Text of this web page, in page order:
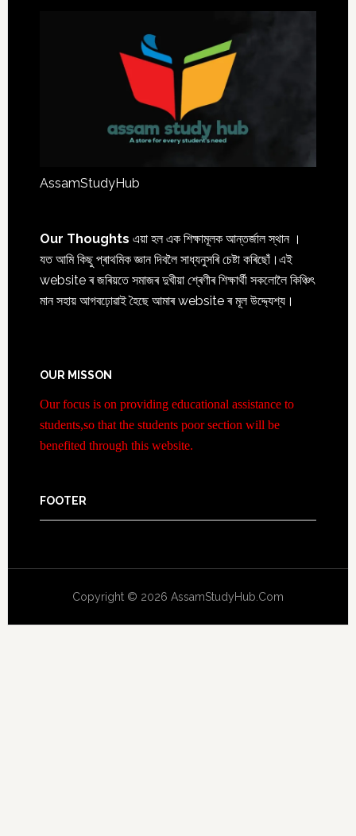
AssamStudyHub
Our Thoughts এয়া হল এক শিক্ষামূলক আন্তৰ্জাল স্থান ।
যত আমি কিছু প্ৰাথমিক জ্ঞান দিবলৈ সাধ্যনুসৰি চেষ্টা কৰিছোঁ।এই
website ৰ জৰিয়তে সমাজৰ দুখীয়া শ্ৰেণীৰ শিক্ষাৰ্থী সকলোলৈ কিঞ্চিৎ
মান সহায় আগবঢ়োৱাই হৈছে আমাৰ website ৰ মূল উদ্দ্যেশ্য।
OUR MISSON
Our focus is on providing educational assistance to
students,so that the students poor section will be
benefited through this website.
FOOTER
Copyright © 2026 AssamStudyHub.Com